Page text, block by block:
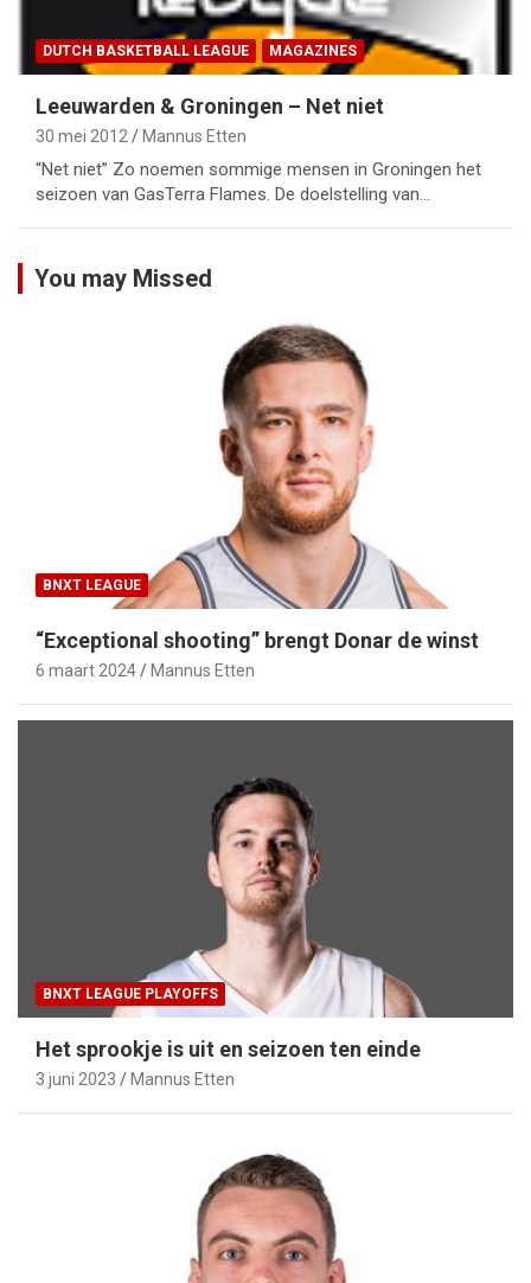
DUTCH BASKETBALL LEAGUE MAGAZINES
Leeuwarden & Groningen – Net niet
30 mei 2012 Mannus Etten
“Net niet” Zo noemen sommige mensen in Groningen het
seizoen van GasTerra Flames. De doelstelling van…
You may Missed
BNXT LEAGUE
“Exceptional shooting” brengt Donar de winst
6 maart 2024 Mannus Etten
BNXT LEAGUE PLAYOFFS
Het sprookje is uit en seizoen ten einde
3 juni 2023 Mannus Etten